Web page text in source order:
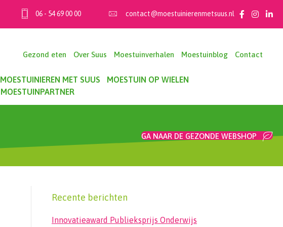
06 - 54 69 00 00 contact@moestuinierenmetsuus.nl
Gezond eten Over Suus Moestuinverhalen Moestuinblog Contact
MOESTUINIEREN MET SUUS
MOESTUIN OP WIELEN
MOESTUINPARTNER
GA NAAR DE GEZONDE WEBSHOP
Recente berichten
Innovatieaward Publieksprijs Onderwijs